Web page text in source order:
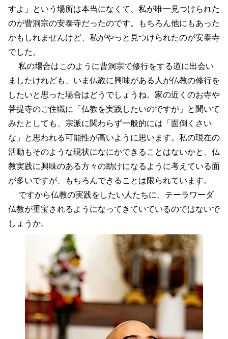
すよ」という場所は本当になくて、私が唯一見つけられた
のが曹洞宗の安泰寺だったのです。もちろん他にもあった
かもしれませんけど、私がやっと見つけられたのが安泰寺
でした。
私の場合はこのように曹洞宗で修行をする道に出会い
ましたけれども、いま仏教に興味がある人が仏教の修行を
したいと思った場合はどうでしょうね。家の近くのお寺や
菩提寺のご住職に「仏教を実践したいのですが」と聞いて
みたとしても、宗派に関わらず一般的には「面倒くさい
な」と思われる可能性が高いように思います。私の現在の
活動もそのような現状になにかできることはないかと、仏
教実践に興味のある方々の助けになるように考えている面
が多いですが、もちろんできることは限られています。
ですから仏教の実践をしたい人たちに、テーラワーダ
仏教が重宝されるようになってきていているのではないで
しょうか。